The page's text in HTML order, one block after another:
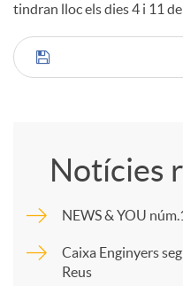
tindran lloc els dies 4 i 11
C
m
p
Notícies
NEWS & YOU
Caixa Enginyers
Reus